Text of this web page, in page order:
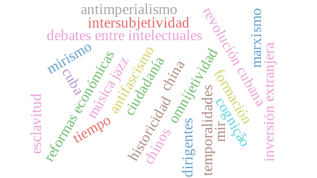
historicidad
omnijetividadrevolución cubana
temporalidades
tiempo
debates entre intelectuales
china inversión extranjera
reformas económicas
intersubjetividad
ciudadanía
dirigentes
formación
antifascismo
antimperialismo
chinos
cuba
esclavitud
música jazz
cognição
marxismo
mirismo
mir